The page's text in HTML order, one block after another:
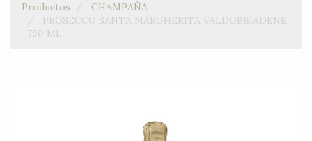
Productos
CHAMPAÑA
PROSECCO SANTA MARGHERITA VALDOBBIADENE
750 ML